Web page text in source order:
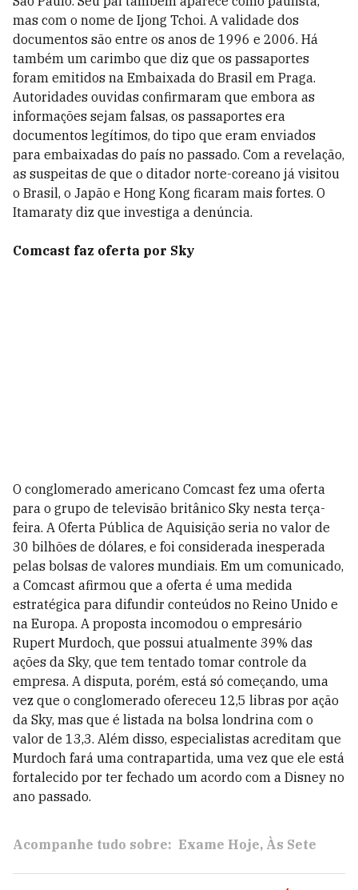
mas com o nome de Ijong Tchoi. A validade dos
documentos são entre os anos de 1996 e 2006. Há
também um carimbo que diz que os passaportes
foram emitidos na Embaixada do Brasil em Praga.
Autoridades ouvidas confirmaram que embora as
informações sejam falsas, os passaportes era
documentos legítimos, do tipo que eram enviados
para embaixadas do país no passado. Com a revelação,
as suspeitas de que o ditador norte-coreano já visitou
o Brasil, o Japão e Hong Kong ficaram mais fortes. O
Itamaraty diz que investiga a denúncia.
Comcast faz oferta por Sky
O conglomerado americano Comcast fez uma oferta
para o grupo de televisão britânico Sky nesta terça-
feira. A Oferta Pública de Aquisição seria no valor de
30 bilhões de dólares, e foi considerada inesperada
pelas bolsas de valores mundiais. Em um comunicado,
a Comcast afirmou que a oferta é uma medida
estratégica para difundir conteúdos no Reino Unido e
na Europa. A proposta incomodou o empresário
Rupert Murdoch, que possui atualmente 39% das
ações da Sky, que tem tentado tomar controle da
empresa. A disputa, porém, está só começando, uma
vez que o conglomerado ofereceu 12,5 libras por ação
da Sky, mas que é listada na bolsa londrina com o
valor de 13,3. Além disso, especialistas acreditam que
Murdoch fará uma contrapartida, uma vez que ele está
fortalecido por ter fechado um acordo com a Disney no
ano passado.
Acompanhe tudo sobre: Exame Hoje Às Sete